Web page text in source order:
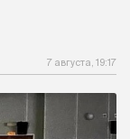
7 августа, 19:17